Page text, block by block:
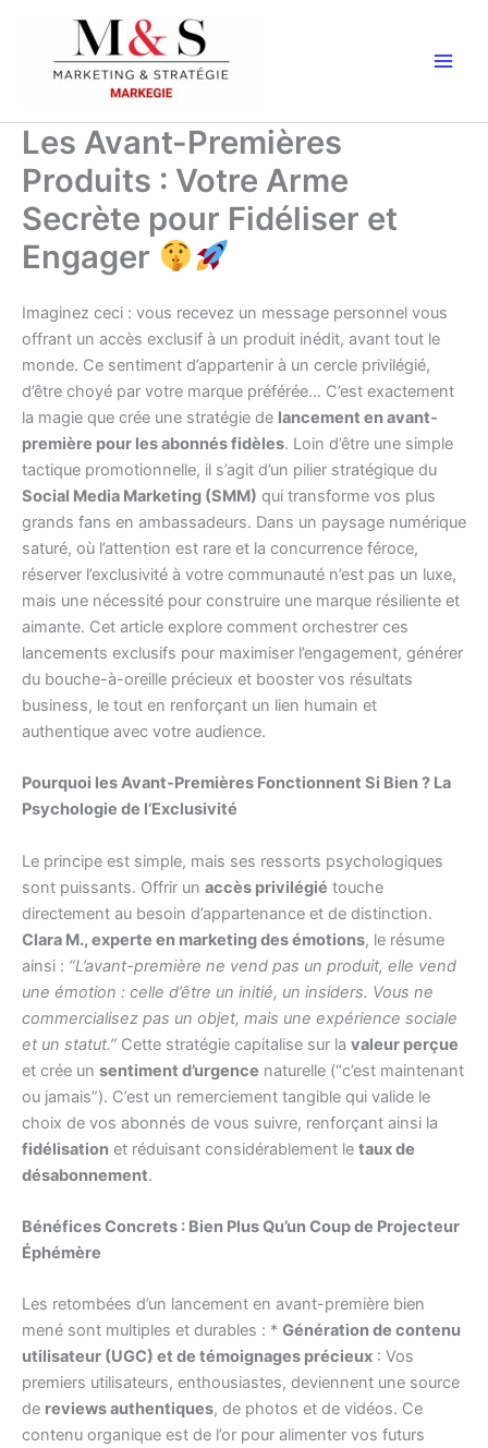
contenu
Les Avant-Premières
Produits : Votre Arme
Secrète pour Fidéliser et
Engager
Imaginez ceci : vous recevez un message personnel vous
offrant un accès exclusif à un produit inédit, avant tout le
monde. Ce sentiment d’appartenir à un cercle privilégié,
d’être choyé par votre marque préférée… C’est exactement
la magie que crée une stratégie de lancement en avant-
première pour les abonnés fidèles. Loin d’être une simple
tactique promotionnelle, il s’agit d’un pilier stratégique du
Social Media Marketing (SMM) qui transforme vos plus
grands fans en ambassadeurs. Dans un paysage numérique
saturé, où l’attention est rare et la concurrence féroce,
réserver l’exclusivité à votre communauté n’est pas un luxe,
mais une nécessité pour construire une marque résiliente et
aimante. Cet article explore comment orchestrer ces
lancements exclusifs pour maximiser l’engagement, générer
du bouche-à-oreille précieux et booster vos résultats
business, le tout en renforçant un lien humain et
authentique avec votre audience.
Pourquoi les Avant-Premières Fonctionnent Si Bien ? La
Psychologie de l’Exclusivité
Le principe est simple, mais ses ressorts psychologiques
sont puissants. Offrir un accès privilégié touche
directement au besoin d’appartenance et de distinction.
Clara M., experte en marketing des émotions, le résume
ainsi : “L’avant-première ne vend pas un produit, elle vend
une émotion : celle d’être un initié, un insiders. Vous ne
commercialisez pas un objet, mais une expérience sociale
et un statut.” Cette stratégie capitalise sur la valeur perçue
et crée un sentiment d’urgence naturelle (“c’est maintenant
ou jamais”). C’est un remerciement tangible qui valide le
choix de vos abonnés de vous suivre, renforçant ainsi la
fidélisation et réduisant considérablement le taux de
désabonnement.
Bénéfices Concrets : Bien Plus Qu’un Coup de Projecteur
Éphémère
Les retombées d’un lancement en avant-première bien
mené sont multiples et durables : * Génération de contenu
utilisateur (UGC) et de témoignages précieux : Vos
premiers utilisateurs, enthousiastes, deviennent une source
de reviews authentiques, de photos et de vidéos. Ce
contenu organique est de l’or pour alimenter vos futurs